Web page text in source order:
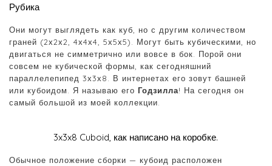
Рубика
Они могут выглядеть как куб, но с другим количеством
граней (2х2х2, 4х4х4, 5х5х5). Могут быть кубическими, но
двигаться не симметрично или вовсе в бок. Порой они
совсем не кубической формы, как сегодняшний
параллелепипед 3х3х8. В интернетах его зовут башней
или кубоидом. Я называю его Годзилла! На сегодня он
самый большой из моей коллекции.
3x3x8 Cuboid, как написано на коробке.
Обычное положение сборки — кубоид расположен